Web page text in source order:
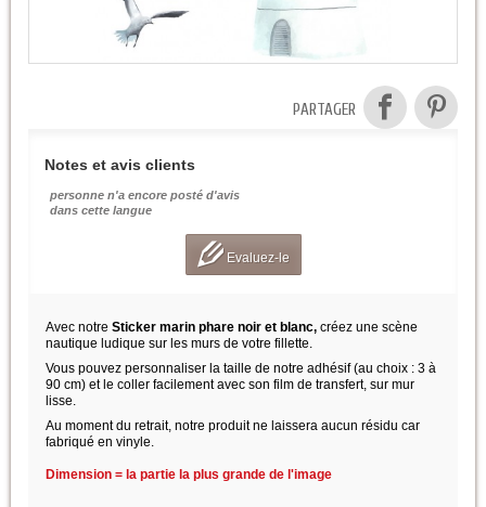
PARTAGER
Notes et avis clients
personne n'a encore posté d'avis
dans cette langue
Evaluez-le
Avec notre Sticker marin phare noir et blanc, créez une scène
nautique ludique sur les murs de votre fillette.
Vous pouvez personnaliser la taille de notre adhésif (au choix : 3 à
90 cm) et le coller facilement avec son film de transfert, sur mur
lisse.
Au moment du retrait, notre produit ne laissera aucun résidu car
fabriqué en vinyle.
Dimension = la partie la plus grande de l'image